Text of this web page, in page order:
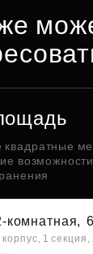
квадратные
комнатная,
корпус, 1